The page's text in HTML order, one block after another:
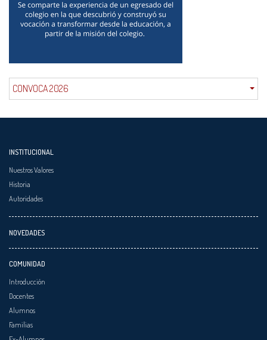
CONVOCA 2026
INSTITUCIONAL
Nuestros Valores
Historia
Autoridades
NOVEDADES
COMUNIDAD
Introducción
Docentes
Alumnos
Familias